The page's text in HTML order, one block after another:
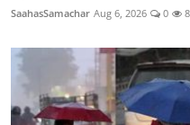
SaahasSamachar Aug 6, 2026 0 8